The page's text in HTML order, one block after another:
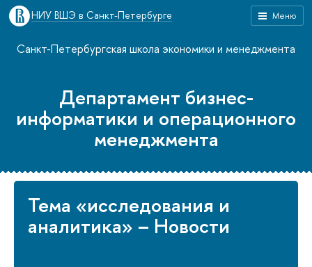
Меню
НИУ ВШЭ в Санкт-Петербурге
Санкт-Петербургская школа экономики и менеджмента
Департамент бизнес-
информатики и операционного
менеджмента
Тема «исследования и
аналитика» – Новости